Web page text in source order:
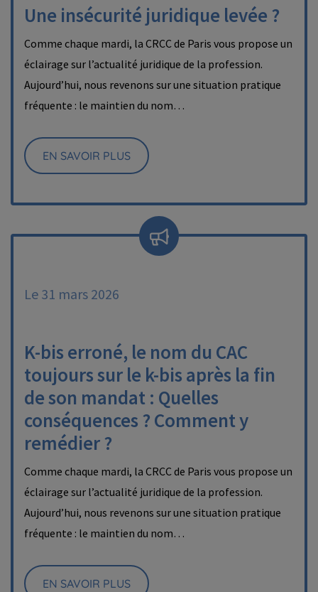
Une insécurité juridique levée ?
Comme chaque mardi, la CRCC de Paris vous propose un
éclairage sur l’actualité juridique de la profession.
Aujourd’hui, nous revenons sur une situation pratique
fréquente : le maintien du nom…
EN SAVOIR PLUS
Le 31 mars 2026
K-bis erroné, le nom du CAC
toujours sur le k-bis après la fin
de son mandat : Quelles
conséquences ? Comment y
remédier ?
Comme chaque mardi, la CRCC de Paris vous propose un
éclairage sur l’actualité juridique de la profession.
Aujourd’hui, nous revenons sur une situation pratique
fréquente : le maintien du nom…
EN SAVOIR PLUS